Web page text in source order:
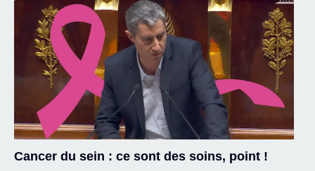
Cancer du sein : ce sont des soins, point !